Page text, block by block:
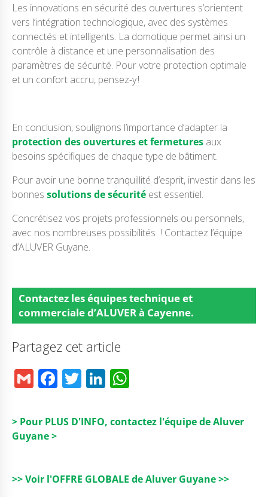
Les innovations en sécurité des ouvertures s’orientent
vers l’intégration technologique, avec des systèmes
connectés et intelligents. La domotique permet ainsi un
contrôle à distance et une personnalisation des
paramètres de sécurité. Pour votre protection optimale
et un confort accru, pensez-y !
En conclusion, soulignons l’importance d’adapter la
protection des ouvertures et fermetures aux
besoins spécifiques de chaque type de bâtiment.
Pour avoir une bonne tranquillité d’esprit, investir dans les
bonnes solutions de sécurité est essentiel.
Concrétisez vos projets professionnels ou personnels,
avec nos nombreuses possibilités ! Contactez l’équipe
d’ALUVER Guyane.
Contactez les équipes technique et
commerciale d’ALUVER à Cayenne.
Partagez cet article
G
ai
l
F
c
o
T
it
r
Li
k
n
a
p
> Pour PLUS D'INFO, contactez l'équipe de Aluver
Guyane >
>> Voir l'OFFRE GLOBALE de Aluver Guyane >>